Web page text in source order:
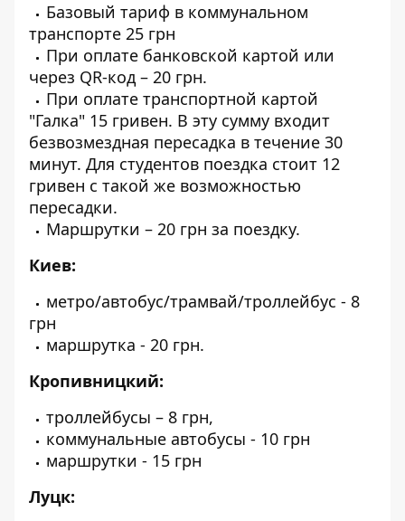
Базовый тариф в коммунальном
транспорте 25 грн
При оплате банковской картой или
через QR-код – 20 грн.
При оплате транспортной картой
"Галка" 15 гривен. В эту сумму входит
безвозмездная пересадка в течение 30
минут. Для студентов поездка стоит 12
гривен с такой же возможностью
пересадки.
Маршрутки – 20 грн за поездку.
Киев:
метро/автобус/трамвай/троллейбус - 8
грн
маршрутка - 20 грн.
Кропивницкий:
троллейбусы – 8 грн,
коммунальные автобусы - 10 грн
маршрутки - 15 грн
Луцк: